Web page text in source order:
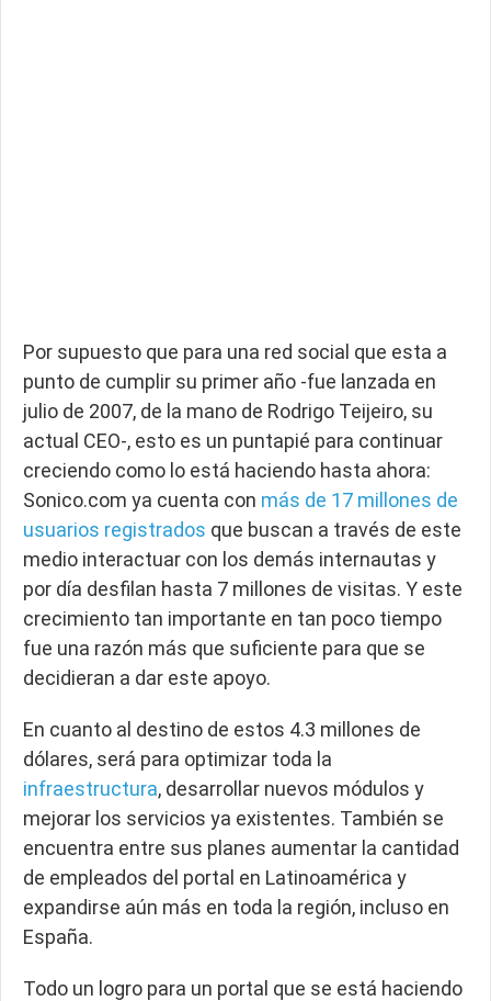
Por supuesto que para una red social que esta a
punto de cumplir su primer año -fue lanzada en
julio de 2007, de la mano de Rodrigo Teijeiro, su
actual CEO-, esto es un puntapié para continuar
creciendo como lo está haciendo hasta ahora:
Sonico.com ya cuenta con más de 17 millones de
usuarios registrados que buscan a través de este
medio interactuar con los demás internautas y
por día desfilan hasta 7 millones de visitas. Y este
crecimiento tan importante en tan poco tiempo
fue una razón más que suficiente para que se
decidieran a dar este apoyo.
En cuanto al destino de estos 4.3 millones de
dólares, será para optimizar toda la
infraestructura, desarrollar nuevos módulos y
mejorar los servicios ya existentes. También se
encuentra entre sus planes aumentar la cantidad
de empleados del portal en Latinoamérica y
expandirse aún más en toda la región, incluso en
España.
Todo un logro para un portal que se está haciendo